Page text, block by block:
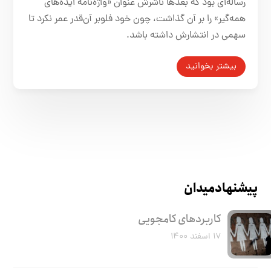
همه‌گیر» را بر آن گذاشت، چون خود فلوبر آن‌قدر عمر نکرد تا
سهمی در انتشارش داشته باشد.
بیشتر بخوانید
پیشنهاد میدان
کاربرد‌های کامجویی
۱۷ اسفند ۱۴۰۰